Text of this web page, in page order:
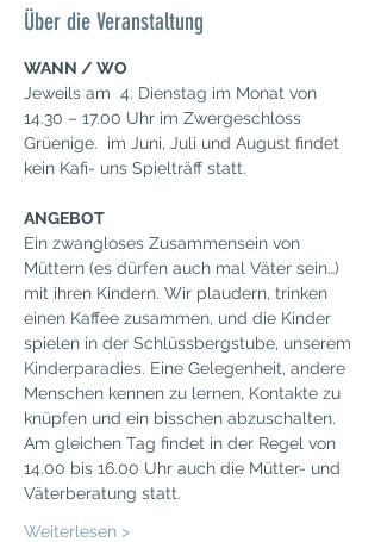
Über die Veranstaltung
WANN / WO
Jeweils am  4. Dienstag im Monat von
14.30 – 17.00 Uhr im Zwergeschloss
Grüenige.  im Juni, Juli und August findet
kein Kafi- uns Spielträff statt.
ANGEBOT
Ein zwangloses Zusammensein von
Müttern (es dürfen auch mal Väter sein…)
mit ihren Kindern. Wir plaudern, trinken
einen Kaffee zusammen, und die Kinder
spielen in der Schlüssbergstube, unserem
Kinderparadies. Eine Gelegenheit, andere
Menschen kennen zu lernen, Kontakte zu
knüpfen und ein bisschen abzuschalten.
Am gleichen Tag findet in der Regel von
14.00 bis 16.00 Uhr auch die Mütter- und
Väterberatung statt.
Weiterlesen >